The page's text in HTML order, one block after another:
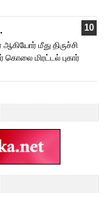
ஆகியோர் மீது திருச்சி
கொலை மிரட்டல் புகார்